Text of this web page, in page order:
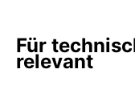
Für
relevant